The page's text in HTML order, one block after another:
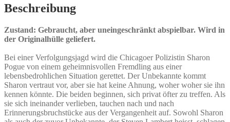
Beschreibung
Zustand: Gebraucht, aber uneingeschränkt abspielbar. Wird in
der Originalhülle geliefert.
Bei einer Verfolgungsjagd wird die Chicagoer Polizistin Sharon
Pogue von einem geheimnisvollen Fremdling aus einer
lebensbedrohlichen Situation gerettet. Der Unbekannte kommt
Sharon vertraut vor, aber sie hat keine Ahnung, woher woher sie ihn
kennen könnte. Die beiden beginnen, sich privat öfter zu treffen. Als
sie sich ineinander verlieben, tauchen nach und nach
Erinnerungsbruchstücke aus der Vergangenheit auf. Sowohl Sharon